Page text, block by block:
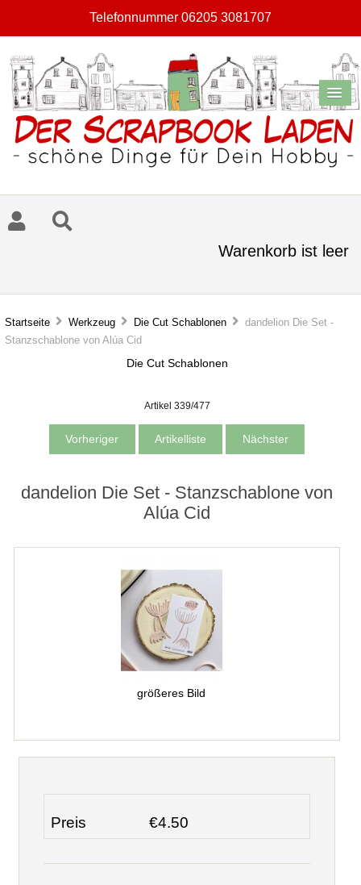
Telefonnummer 06205 3081707
Warenkorb ist leer
Startseite Werkzeug Die Cut Schablonen
dandelion Die Set -
Stanzschablone von Alúa Cid
Die Cut Schablonen
Artikel 339/477
Vorheriger Artikelliste Nächster
dandelion Die Set - Stanzschablone von
Alúa Cid
größeres Bild
Preis €4.50